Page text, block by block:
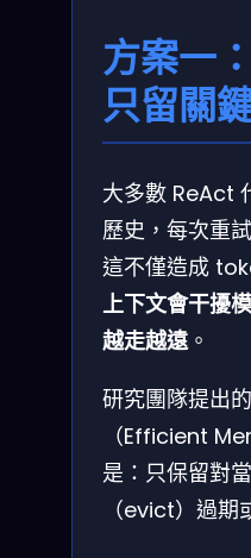
方案一
只留關
大多數 ReAct
歷史，每次重
這不僅造成
上下文會干擾
越走越遠。
研究團隊提出
（Efficient
是：只保留對
（evict）過期